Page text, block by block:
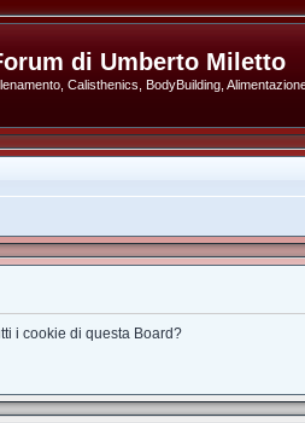
di Umberto Miletto
Calisthenics, BodyBuilding,
i cookie di questa Board?